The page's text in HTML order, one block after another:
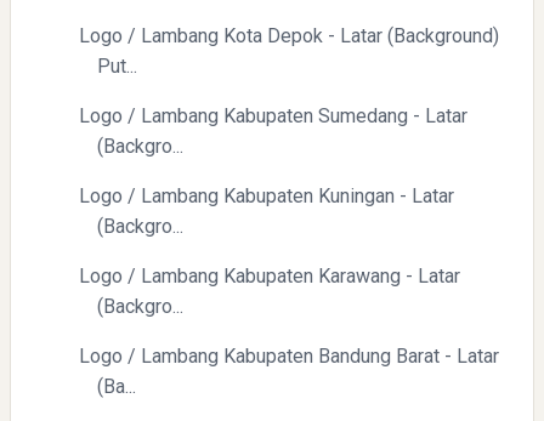
Logo / Lambang Kota Depok - Latar (Background)
Put...
Logo / Lambang Kabupaten Sumedang - Latar
(Backgro...
Logo / Lambang Kabupaten Kuningan - Latar
(Backgro...
Logo / Lambang Kabupaten Karawang - Latar
(Backgro...
Logo / Lambang Kabupaten Bandung Barat - Latar
(Ba...